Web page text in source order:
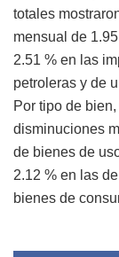
totales
mensual de
2.51 % en las
petroleras y de
Por tipo de
disminuciones
de bienes de
2.12 % en las
bienes de